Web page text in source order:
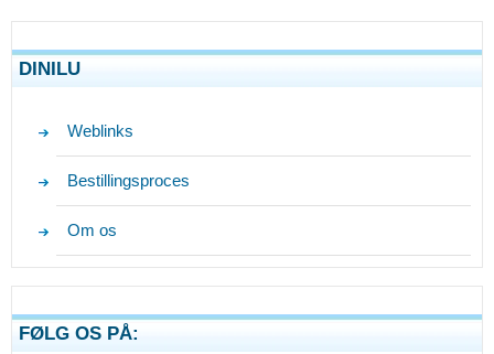
DINILU
Weblinks
Bestillingsproces
Om os
FØLG OS PÅ: